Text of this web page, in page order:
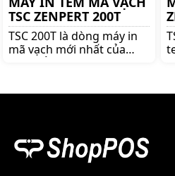
TSC ZENPERT 200T
TSC 200T là dòng máy in
mã vạch mới nhất của